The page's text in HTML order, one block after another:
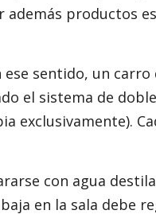
además productos
sentido, un
el sistema de
exclusivamente).
con agua
en la sala debe